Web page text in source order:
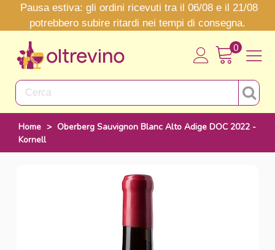
Pausa estiva: gli ordini ricevuti tra il 06/08 e il 21/08
potrebbero subire ritardi nei tempi di consegna.
0
Home > Oberberg Sauvignon Blanc Alto Adige DOC 2022 -
Kornell